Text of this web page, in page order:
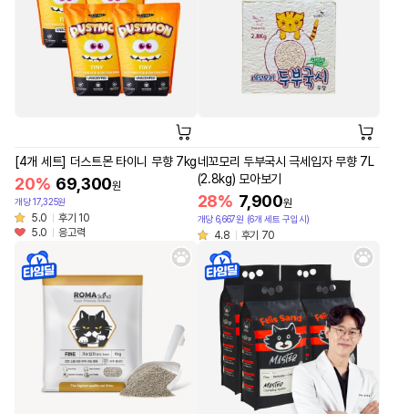
[4개 세트] 더스트몬 타이니 무향 7kg
20% 69,300원
개당 17,325원
5.0
후기 10
5.0
응고력
네꼬모리 두부국시 극세입자 무향 7L
(2.8kg) 모아보기
28% 7,900원
개당 6,667원 (6개 세트 구입시)
4.8 후기 70